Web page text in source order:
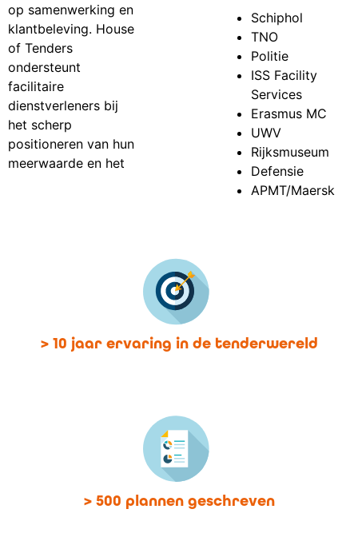
op samenwerking en
klantbeleving. House
of Tenders
ondersteunt
facilitaire
dienstverleners bij
het scherp
positioneren van hun
meerwaarde en het
Schiphol
TNO
Politie
ISS Facility
Services
Erasmus MC
UWV
Rijksmuseum
Defensie
APMT/Maersk
> 10 jaar ervaring in de tenderwereld
> 500 plannen geschreven